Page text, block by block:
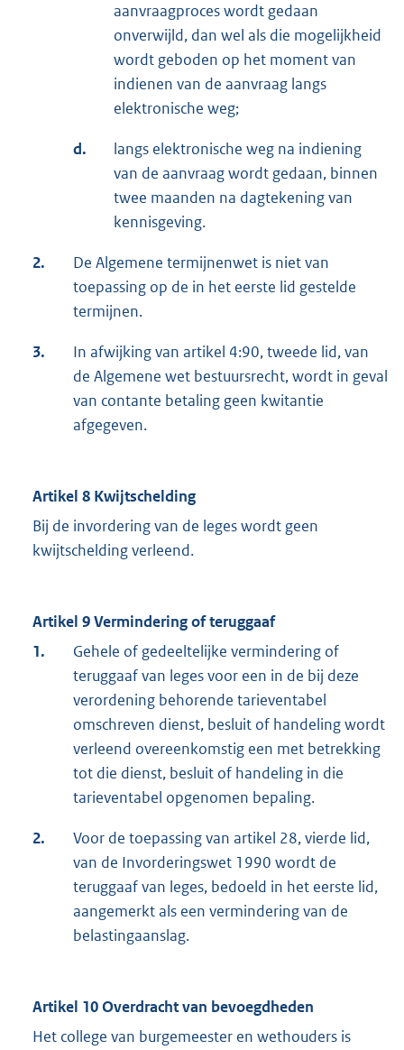
aanvraagproces wordt gedaan
onverwijld, dan wel als die mogelijkheid
wordt geboden op het moment van
indienen van de aanvraag langs
elektronische weg;
d.
langs elektronische weg na indiening
van de aanvraag wordt gedaan, binnen
twee maanden na dagtekening van
kennisgeving.
2.
De Algemene termijnenwet is niet van
toepassing op de in het eerste lid gestelde
termijnen.
3.
In afwijking van artikel 4:90, tweede lid, van
de Algemene wet bestuursrecht, wordt in geval
van contante betaling geen kwitantie
afgegeven.
Artikel 8 Kwijtschelding
Bij de invordering van de leges wordt geen
kwijtschelding verleend.
Artikel 9 Vermindering of teruggaaf
1.
Gehele of gedeeltelijke vermindering of
teruggaaf van leges voor een in de bij deze
verordening behorende tarieventabel
omschreven dienst, besluit of handeling wordt
verleend overeenkomstig een met betrekking
tot die dienst, besluit of handeling in die
tarieventabel opgenomen bepaling.
2.
Voor de toepassing van artikel 28, vierde lid,
van de Invorderingswet 1990 wordt de
teruggaaf van leges, bedoeld in het eerste lid,
aangemerkt als een vermindering van de
belastingaanslag.
Artikel 10 Overdracht van bevoegdheden
Het college van burgemeester en wethouders is